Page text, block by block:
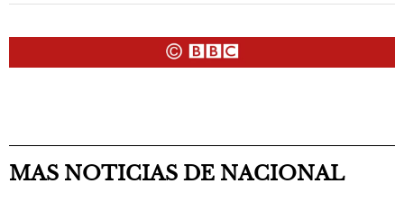
MAS NOTICIAS DE NACIONAL